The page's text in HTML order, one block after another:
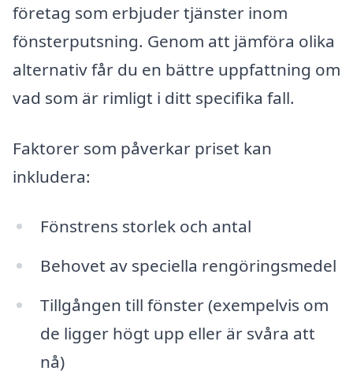
företag som erbjuder tjänster inom
fönsterputsning. Genom att jämföra olika
alternativ får du en bättre uppfattning om
vad som är rimligt i ditt specifika fall.
Faktorer som påverkar priset kan
inkludera:
Fönstrens storlek och antal
Behovet av speciella rengöringsmedel
Tillgången till fönster (exempelvis om
de ligger högt upp eller är svåra att
nå)